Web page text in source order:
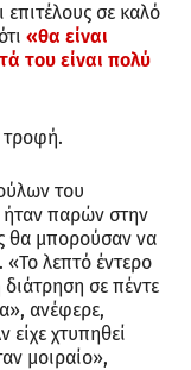
σε καλό
«θα είναι
του είναι πολύ
τροφή.
του
παρών στην
θα μπορούσαν να
λεπτό έντερο
σε πέντε
ανέφερε,
χτυπηθεί
μοιραίο»,